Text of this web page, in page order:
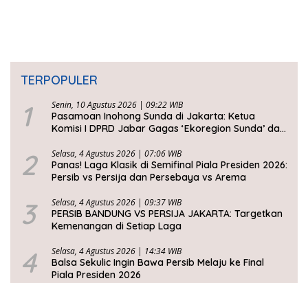
TERPOPULER
1 Senin, 10 Agustus 2026 | 09:22 WIB
Pasamoan Inohong Sunda di Jakarta: Ketua
Komisi I DPRD Jabar Gagas ‘Ekoregion Sunda’ dan
2 Selasa, 4 Agustus 2026 | 07:06 WIB
Panas! Laga Klasik di Semifinal Piala Presiden 2026:
Persib vs Persija dan Persebaya vs Arema
3 Selasa, 4 Agustus 2026 | 09:37 WIB
PERSIB BANDUNG VS PERSIJA JAKARTA: Targetkan
Kemenangan di Setiap Laga
4 Selasa, 4 Agustus 2026 | 14:34 WIB
Balsa Sekulic Ingin Bawa Persib Melaju ke Final
Piala Presiden 2026